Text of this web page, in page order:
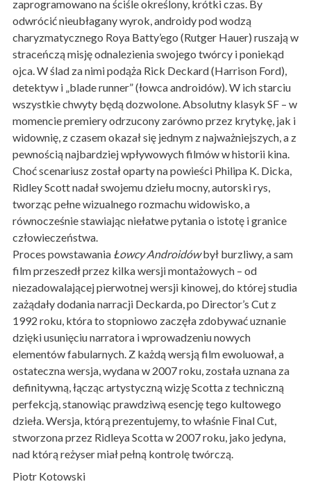
zaprogramowano na ściśle określony, krótki czas. By
odwrócić nieubłagany wyrok, androidy pod wodzą
charyzmatycznego Roya Batty’ego (Rutger Hauer) ruszają w
straceńczą misję odnalezienia swojego twórcy i poniekąd
ojca. W ślad za nimi podąża Rick Deckard (Harrison Ford),
detektyw i „blade runner” (łowca androidów). W ich starciu
wszystkie chwyty będą dozwolone. Absolutny klasyk SF – w
momencie premiery odrzucony zarówno przez krytykę, jak i
widownię, z czasem okazał się jednym z najważniejszych, a z
pewnością najbardziej wpływowych filmów w historii kina.
Choć scenariusz został oparty na powieści Philipa K. Dicka,
Ridley Scott nadał swojemu dziełu mocny, autorski rys,
tworząc pełne wizualnego rozmachu widowisko, a
równocześnie stawiając niełatwe pytania o istotę i granice
człowieczeństwa.
Proces powstawania Łowcy Androidówbył burzliwy, a sam
film przeszedł przez kilka wersji montażowych – od
niezadowalającej pierwotnej wersji kinowej, do której studia
zażądały dodania narracji Deckarda, po Director’s Cut z
1992 roku, która to stopniowo zaczęła zdobywać uznanie
dzięki usunięciu narratora i wprowadzeniu nowych
elementów fabularnych. Z każdą wersją film ewoluował, a
ostateczna wersja, wydana w 2007 roku, została uznana za
definitywną, łącząc artystyczną wizję Scotta z techniczną
perfekcją, stanowiąc prawdziwą esencję tego kultowego
dzieła. Wersja, którą prezentujemy, to właśnie Final Cut,
stworzona przez Ridleya Scotta w 2007 roku, jako jedyna,
nad którą reżyser miał pełną kontrolę twórczą.
Piotr Kotowski